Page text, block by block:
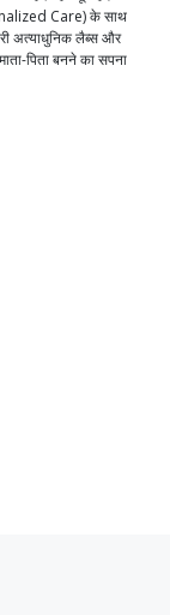
Care) के साथ
अत्याधुनिक लैब्स और
पिता बनने का सपना